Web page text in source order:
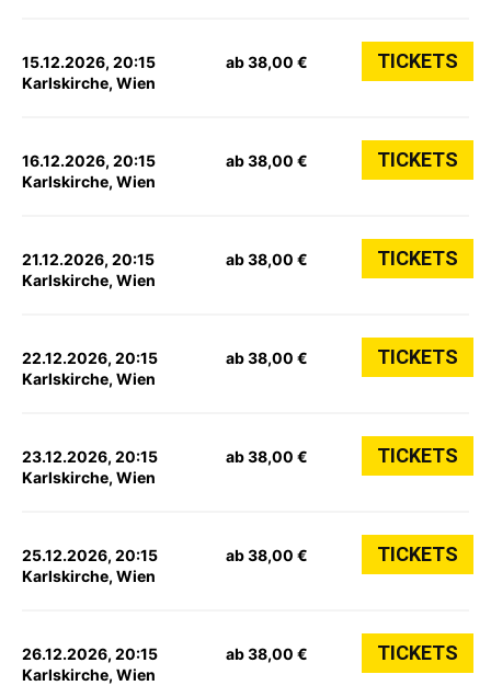
15.12.2026, 20:15
Karlskirche, Wien
ab 38,00 € TICKETS
16.12.2026, 20:15
Karlskirche, Wien
ab 38,00 € TICKETS
21.12.2026, 20:15
Karlskirche, Wien
ab 38,00 € TICKETS
22.12.2026, 20:15
Karlskirche, Wien
ab 38,00 € TICKETS
23.12.2026, 20:15
Karlskirche, Wien
ab 38,00 € TICKETS
25.12.2026, 20:15
Karlskirche, Wien
ab 38,00 € TICKETS
26.12.2026, 20:15
Karlskirche, Wien
ab 38,00 € TICKETS